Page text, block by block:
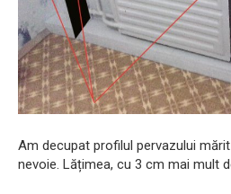
Am decupat profilul pervazului
nevoie. Lățimea, cu 3 cm mai mult